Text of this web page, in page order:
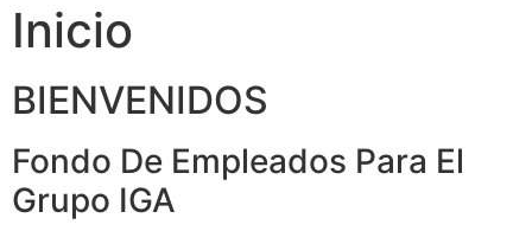
Inicio
BIENVENIDOS
Fondo De Empleados Para El
Grupo IGA